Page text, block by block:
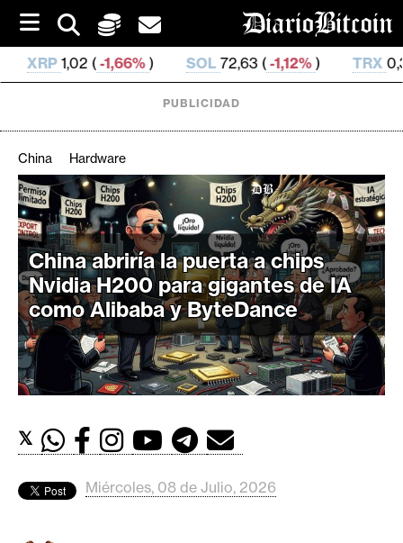
i
t
o
SOL72,63 (-1,12%) TRX 0,327 615 ( -0,07%)
C
r
i
p
t
o
M
e
d
s
PUBLICIDAD
China Hardware
China abriría la puerta a chips
Nvidia H200 para gigantes de IA
como Alibaba y ByteDance
𝕏
Miércoles, 08 de Julio, 2026